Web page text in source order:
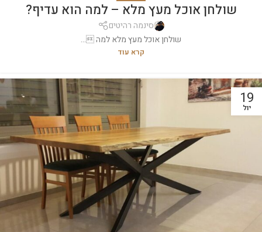
שולחן אוכל מעץ מלא – למה הוא עדיף?
סינמה רהיטים
שולחן אוכל מעץ מלא למה ...
קרא עוד
19
יול